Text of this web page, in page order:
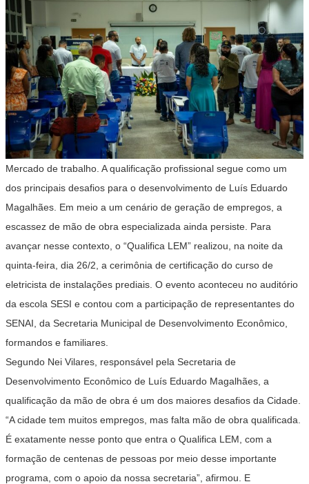
Mercado de trabalho. A qualificação profissional segue como um
dos principais desafios para o desenvolvimento de Luís Eduardo
Magalhães. Em meio a um cenário de geração de empregos, a
escassez de mão de obra especializada ainda persiste. Para
avançar nesse contexto, o “Qualifica LEM” realizou, na noite da
quinta-feira, dia 26/2, a cerimônia de certificação do curso de
eletricista de instalações prediais. O evento aconteceu no auditório
da escola SESI e contou com a participação de representantes do
SENAI, da Secretaria Municipal de Desenvolvimento Econômico,
formandos e familiares.
Segundo Nei Vilares, responsável pela Secretaria de
Desenvolvimento Econômico de Luís Eduardo Magalhães, a
qualificação da mão de obra é um dos maiores desafios da Cidade.
“A cidade tem muitos empregos, mas falta mão de obra qualificada.
É exatamente nesse ponto que entra o Qualifica LEM, com a
formação de centenas de pessoas por meio desse importante
programa, com o apoio da nossa secretaria”, afirmou. E